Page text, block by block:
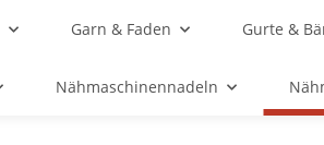
Garn & Faden Gurte &
Nähmaschinennadeln